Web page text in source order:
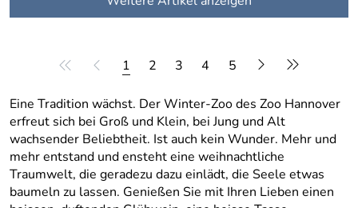
1 2 3 4 5
Eine Tradition wächst. Der Winter-Zoo des Zoo Hannover
erfreut sich bei Groß und Klein, bei Jung und Alt
wachsender Beliebtheit. Ist auch kein Wunder. Mehr und
mehr entstand und ensteht eine weihnachtliche
Traumwelt, die geradezu dazu einlädt, die Seele etwas
baumeln zu lassen. Genießen Sie mit Ihren Lieben einen